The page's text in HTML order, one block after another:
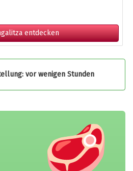
entdecken
vor wenigen Stunden